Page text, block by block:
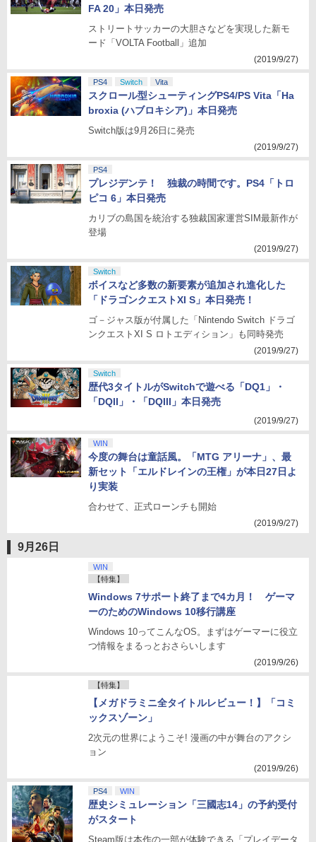
FA 20」本日発売
ストリートサッカーの大胆さなどを実現した新モ
ード「VOLTA Football」追加
(2019/9/27)
PS4 Switch Vita
スクロール型シューティングPS4/PS Vita「Ha
broxia (ハブロキシア)」本日発売
Switch版は9月26日に発売
(2019/9/27)
PS4
プレジデンテ！ 独裁の時間です。PS4「トロ
ピコ 6」本日発売
カリブの島国を統治する独裁国家運営SIM最新作が
登場
(2019/9/27)
Switch
ボイスなど多数の新要素が追加され進化した
「ドラゴンクエストXI S」本日発売！
ゴ－ジャス版が付属した「Nintendo Switch ドラゴ
ンクエストXI S ロトエディション」も同時発売
(2019/9/27)
Switch
歴代3タイトルがSwitchで遊べる「DQ1」・
「DQII」・「DQIII」本日発売
(2019/9/27)
WIN
今度の舞台は童話風。「MTG アリーナ」、最
新セット「エルドレインの王権」が本日27日よ
り実装
合わせて、正式ローンチも開始
(2019/9/27)
9月26日
WIN
【特集】
Windows 7サポート終了まで4カ月！ ゲーマ
ーのためのWindows 10移行講座
Windows 10ってこんなOS。まずはゲーマーに役立
つ情報をまるっとおさらいします
(2019/9/26)
【特集】
【メガドラミニ全タイトルレビュー！】「コミ
ックスゾーン」
2次元の世界にようこそ! 漫画の中が舞台のアクシ
ョン
(2019/9/26)
PS4 WIN
歴史シミュレーション「三國志14」の予約受付
がスタート
Steam版は本作の一部が体験できる「プレイデータ